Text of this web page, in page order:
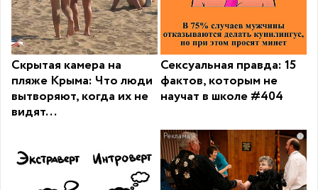
Скрытая камера на
пляже Крыма: Что люди
вытворяют, когда их не
видят...
Сексуальная правда: 15
фактов, которым не
научат в школе #404
i